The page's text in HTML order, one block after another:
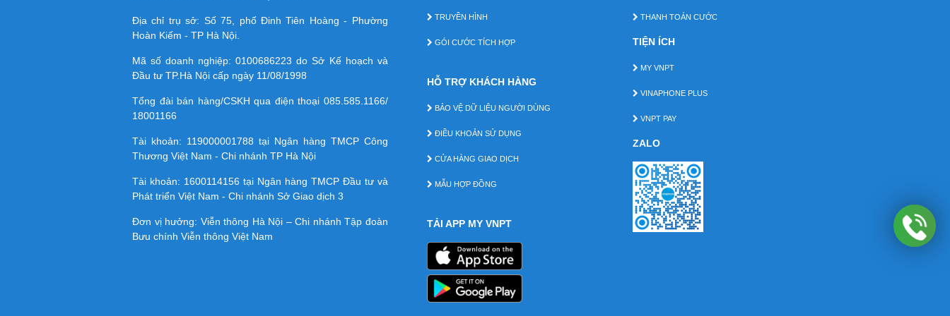
Địa chỉ trụ sở: Số 75, phố Đinh Tiên Hoàng - Phường
Hoàn Kiếm - TP Hà Nội.
Mã số doanh nghiệp:0100686223 do Sở Kế hoạch và
Đầu tư TP.Hà Nội cấp ngày 11/08/1998
Tổng đài bán hàng/CSKH qua điện thoại 085.585.1166/
18001166
Tài khoản: 119000001788 tại Ngân hàng TMCP Công
Thương Việt Nam - Chi nhánh TP Hà Nội
Tài khoản: 1600114156 tại Ngân hàng TMCP Ðầu tư và
Phát triển Việt Nam - Chi nhánh Sở Giao dịch 3
Đơn vị hưởng: Viễn thông Hà Nội – Chi nhánh Tập đoàn
Bưu chính Viễn thông Việt Nam
TRUYỀN HÌNH
GÓI CƯỚC TÍCH HỢP
HỖ TRỢ KHÁCH HÀNG
BẢO VỆ DỮ LIỆU NGƯỜI DÙNG
ĐIỀU KHOẢN SỬ DỤNG
CỬA HÀNG GIAO DỊCH
MẪU HỢP ĐỒNG
TẢI APP MY VNPT
THANH TOÁN CƯỚC
TIỆN ÍCH
MY VNPT
VINAPHONE PLUS
VNPT PAY
ZALO